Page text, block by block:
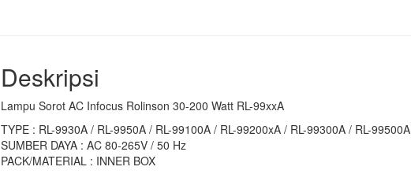
Deskripsi
Lampu Sorot AC Infocus Rolinson 30-200 Watt RL-99xxA
TYPE : RL-9930A / RL-9950A / RL-99100A / RL-99200xA / RL-99300A / RL-99500A
SUMBER DAYA : AC 80-265V / 50 Hz
PACK/MATERIAL : INNER BOX